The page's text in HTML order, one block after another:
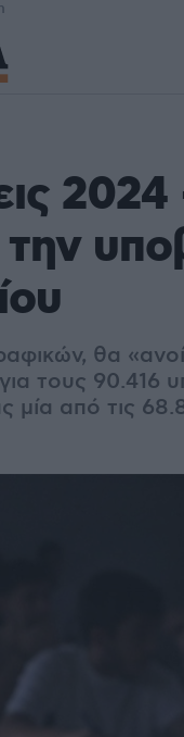
2024
την
θα
τους 90.416
μία από τις